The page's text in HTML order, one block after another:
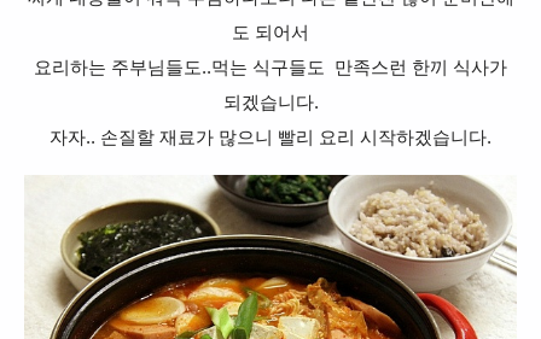
도 되어서
요리하는 주부님들도..먹는 식구들도 만족스런 한끼 식사가
되겠습니다.
자자.. 손질할 재료가 많으니 빨리 요리 시작하겠습니다.